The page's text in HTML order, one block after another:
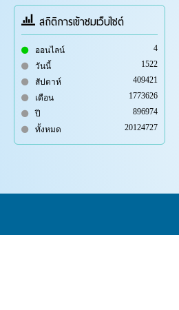
สถิติการเข้าชมเว็บไซต์
ออนไลน์
4
วันนี้
1522
สัปดาห์
409421
เดือน
1773626
ปี
896974
ทั้งหมด
20124727